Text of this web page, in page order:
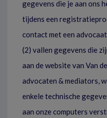
gegevens die je aan ons
tijdens een
contact met een
(2) vallen gegevens die
aan de website van Van
advocaten & mediators,
enkele technische
aan onze computers